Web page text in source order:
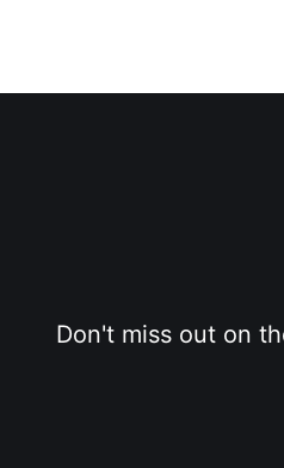
Don't miss out on